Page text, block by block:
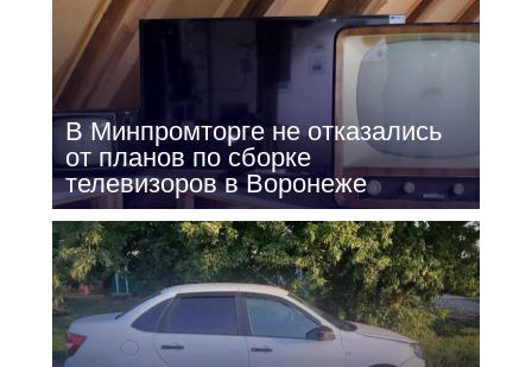
В Минпромторге не отказались
от планов по сборке
телевизоров в Воронеже